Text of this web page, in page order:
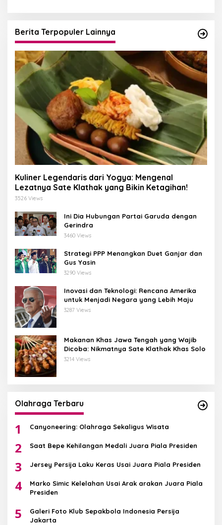
Berita Terpopuler Lainnya
Kuliner Legendaris dari Yogya: Mengenal
Lezatnya Sate Klathak yang Bikin Ketagihan!
3526 Views
Ini Dia Hubungan Partai Garuda dengan
Gerindra
3460 Views
Strategi PPP Menangkan Duet Ganjar dan
Gus Yasin
3290 Views
Inovasi dan Teknologi: Rencana Amerika
untuk Menjadi Negara yang Lebih Maju
3287 Views
Makanan Khas Jawa Tengah yang Wajib
Dicoba: Nikmatnya Sate Klathak Khas Solo
3214 Views
Olahraga Terbaru
1 Canyoneering: Olahraga Sekaligus Wisata
2 Saat Bepe Kehilangan Medali Juara Piala Presiden
3 Jersey Persija Laku Keras Usai Juara Piala Presiden
4
Marko Simic Kelelahan Usai Arak arakan Juara Piala
Presiden
5
Galeri Foto Klub Sepakbola Indonesia Persija
Jakarta